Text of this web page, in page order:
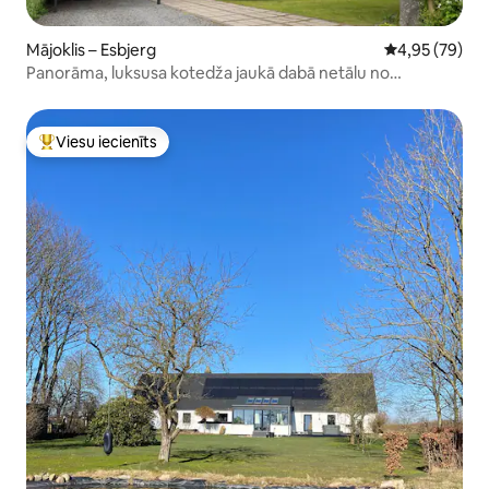
Mājoklis – Esbjerg Vidējais
4,95 (79)
Panorāma, luksusa kotedža jaukā dabā netālu no
Populārs viesu iecienīts mājoklis
Viesu iecienīts